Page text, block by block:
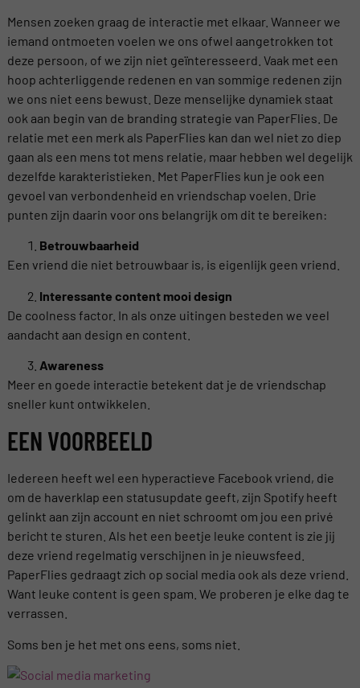
Mensen zoeken graag de interactie met elkaar. Wanneer we
iemand ontmoeten voelen we ons ofwel aangetrokken tot
deze persoon, of we zijn niet geïnteresseerd. Vaak met een
hoop achterliggende redenen en van sommige redenen zijn
we ons niet eens bewust. Deze menselijke dynamiek staat
ook aan begin van de branding strategie van PaperFlies. De
relatie met een merk als PaperFlies kan dan wel niet zo diep
gaan als een mens tot mens relatie, maar hebben wel degelijk
dezelfde karakteristieken. Met PaperFlies kun je ook een
gevoel van verbondenheid en vriendschap voelen. Drie
punten zijn daarin voor ons belangrijk om dit te bereiken:
Betrouwbaarheid
Een vriend die niet betrouwbaar is, is eigenlijk geen vriend.
Interessante content mooi design
De coolness factor. In als onze uitingen besteden we veel
aandacht aan design en content.
Awareness
Meer en goede interactie betekent dat je de vriendschap
sneller kunt ontwikkelen.
EEN VOORBEELD
Iedereen heeft wel een hyperactieve Facebook vriend, die
om de haverklap een statusupdate geeft, zijn Spotify heeft
gelinkt aan zijn account en niet schroomt om jou een privé
bericht te sturen. Als het een beetje leuke content is zie jij
deze vriend regelmatig verschijnen in je nieuwsfeed.
PaperFlies gedraagt zich op social media ook als deze vriend.
Want leuke content is geen spam. We proberen je elke dag te
verrassen.
Soms ben je het met ons eens, soms niet.